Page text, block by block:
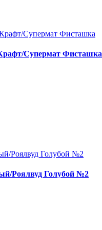
Супермат Фисташка
Роялвуд Голубой №2